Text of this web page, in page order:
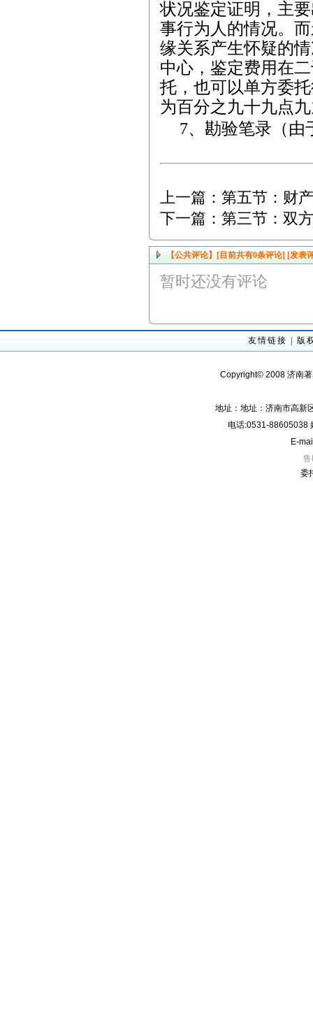
状况鉴定证明，主
事行为人的情况。
缘关系产生怀疑的
中心，鉴定费用在
托，也可以单方委
为百分之九十九点
7、勘验笔录（由
上一篇： 第五节：财
下一篇： 第三节：双
【公共评论】[目前共有0条评论] [发表
暂时还没有评论
友情链接 版
Copyright© 2008 济南
地址：地址：济南市高新
电话:0531-88605038
E-
委